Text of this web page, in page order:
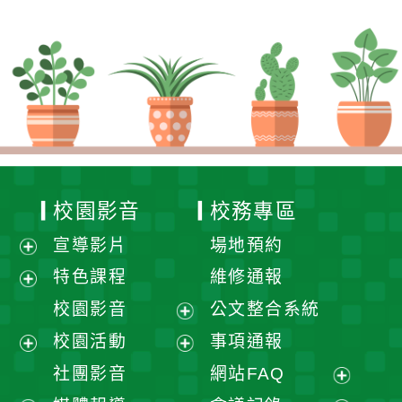
展
單
選
校園影音
宣導影片
特色課程
校園影音
展
校園活動
社團影音
校務專區
場地預約
維修通報
公文整合系統
事項通報
網站FAQ